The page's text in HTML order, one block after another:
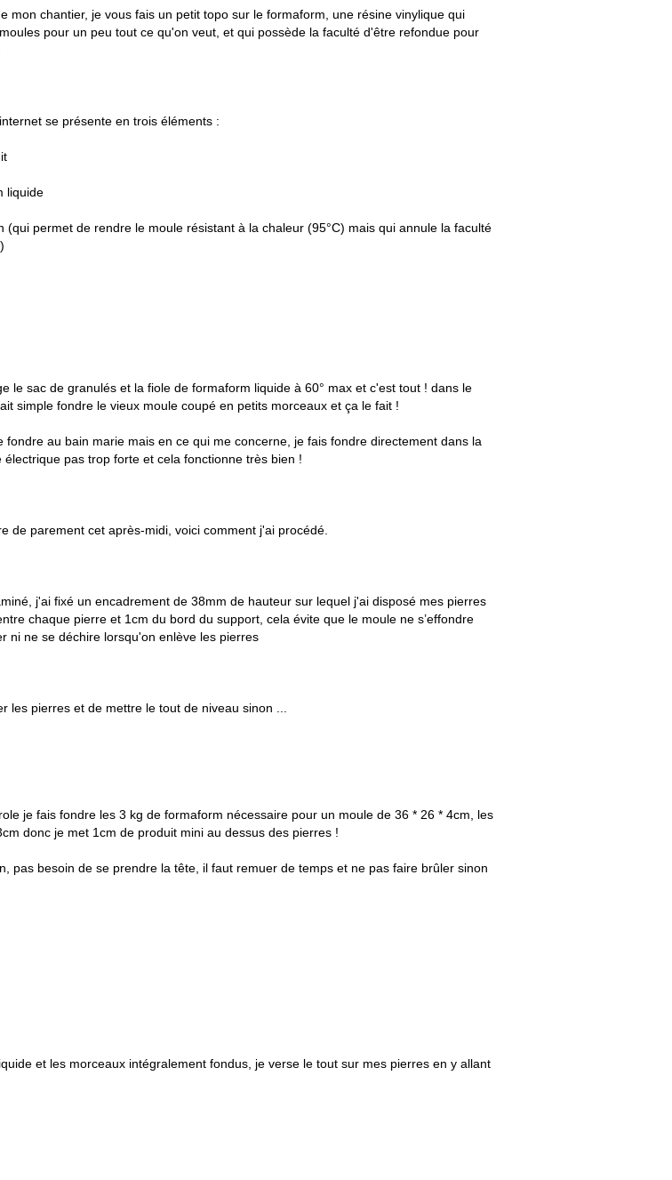
mon chantier, je vous fais un petit topo sur le formaform, une résine vinylique qui
pour un peu tout ce qu'on veut, et qui possède la faculté d'être refondue pour
se présente en trois éléments :
liquide
(qui permet de rendre le moule résistant à la chaleur (95°C) mais qui annule la faculté
le sac de granulés et la fiole de formaform liquide à 60° max et c'est tout ! dans le
simple fondre le vieux moule coupé en petits morceaux et ça le fait !
fondre au bain marie mais en ce qui me concerne, je fais fondre directement dans la
pas trop forte et cela fonctionne très bien !
de parement cet après-midi, voici comment j'ai procédé.
j'ai fixé un encadrement de 38mm de hauteur sur lequel j'ai disposé mes pierres
chaque pierre et 1cm du bord du support, cela évite que le moule ne s’effondre
ni ne se déchire lorsqu'on enlève les pierres
les pierres et de mettre le tout de niveau sinon ...
je fais fondre les 3 kg de formaform nécessaire pour un moule de 36 * 26 * 4cm, les
donc je met 1cm de produit mini au dessus des pierres !
pas besoin de se prendre la tête, il faut remuer de temps et ne pas faire brûler sinon
et les morceaux intégralement fondus, je verse le tout sur mes pierres en y allant